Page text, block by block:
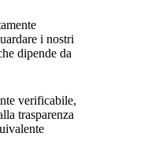
i nostri
dipende da
verificabile,
trasparenza